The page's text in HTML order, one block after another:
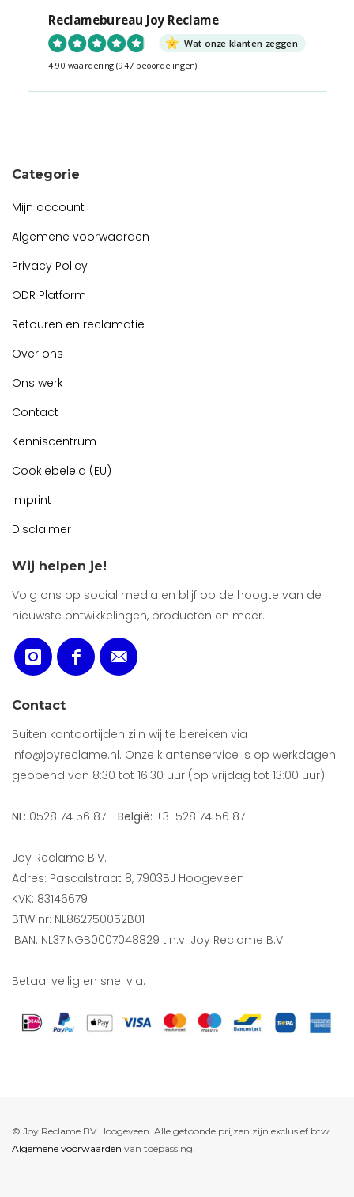
Reclamebureau Joy Reclame
Wat onze klanten zeggen
4.90 waardering (947 beoordelingen)
Categorie
Mijn account
Algemene voorwaarden
Privacy Policy
ODR Platform
Retouren en reclamatie
Over ons
Ons werk
Contact
Kenniscentrum
Cookiebeleid (EU)
Imprint
Disclaimer
Wij helpen je!
Volg ons op social media en blijf op de hoogte van de
nieuwste ontwikkelingen, producten en meer.
Contact
Buiten kantoortijden zijn wij te bereiken via
info@joyreclame.nl. Onze klantenservice is op werkdagen
geopend van 8:30 tot 16:30 uur (op vrijdag tot 13:00 uur).
NL: 0528 74 56 87 - België: +31 528 74 56 87
Joy Reclame B.V.
Adres: Pascalstraat 8, 7903BJ Hoogeveen
KVK: 83146679
BTW nr: NL862750052B01
IBAN: NL37INGB0007048829 t.n.v. Joy Reclame B.V.
Betaal veilig en snel via:
© Joy Reclame BV Hoogeveen. Alle getoonde prijzen zijn exclusief btw.
Algemene voorwaarden van toepassing.